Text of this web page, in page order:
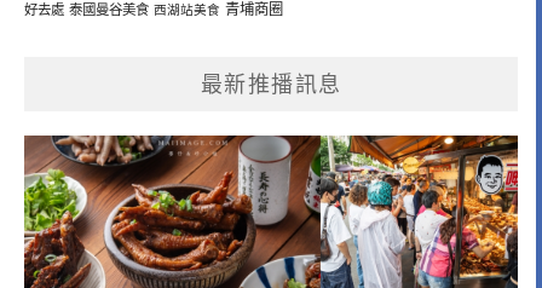
好去處 泰國曼谷美食 西湖站美食 青埔商圈
最新推播訊息